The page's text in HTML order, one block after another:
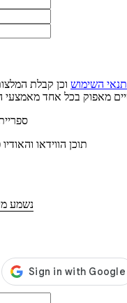
תנאי השימוש וכן קבלת
תוכן הווידאו
נשמע